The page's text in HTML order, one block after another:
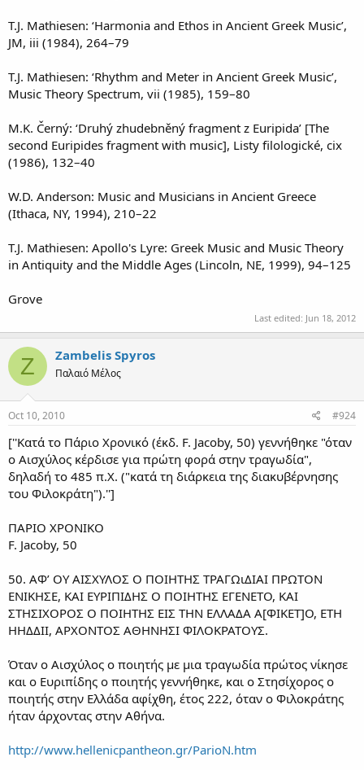
T.J. Mathiesen: ‘Harmonia and Ethos in Ancient Greek Music’,
JM, iii (1984), 264–79
T.J. Mathiesen: ‘Rhythm and Meter in Ancient Greek Music’,
Music Theory Spectrum, vii (1985), 159–80
M.K. Černý: ‘Druhý zhudebněný fragment z Euripida’ [The
second Euripides fragment with music], Listy filologické, cix
(1986), 132–40
W.D. Anderson: Music and Musicians in Ancient Greece
(Ithaca, NY, 1994), 210–22
T.J. Mathiesen: Apollo's Lyre: Greek Music and Music Theory
in Antiquity and the Middle Ages (Lincoln, NE, 1999), 94–125
Grove
Last edited: Jun 18, 2012
Z Zambelis Spyros
Παλαιό Μέλος
Oct 10, 2010 #924
[''Κατά το Πάριο Χρονικό (έκδ. F. Jacoby, 50) γεννήθηκε "όταν
ο Αισχύλος κέρδισε για πρώτη φορά στην τραγωδία",
δηλαδή το 485 π.Χ. ("κατά τη διάρκεια της διακυβέρνησης
του Φιλοκράτη").'']
ΠΑΡΙΟ ΧΡΟΝΙΚΟ
F. Jacoby, 50
50. ΑΦ’ ΟΥ ΑΙΣΧΥΛΟΣ Ο ΠΟΙΗΤΗΣ ΤΡΑΓΩιΔΙΑΙ ΠΡΩΤΟΝ
ΕΝΙΚΗΣΕ, ΚΑΙ ΕΥΡΙΠΙΔΗΣ Ο ΠΟΙΗΤΗΣ ΕΓΕΝΕΤΟ, ΚΑΙ
ΣΤΗΣΙΧΟΡΟΣ Ο ΠΟΙΗΤΗΣ ΕΙΣ ΤΗΝ ΕΛΛΑΔΑ Α[ΦΙΚΕΤ]Ο, ΕΤΗ
ΗΗΔΔΙΙ, ΑΡΧΟΝΤΟΣ ΑΘΗΝΗΣΙ ΦΙΛΟΚΡΑΤΟΥΣ.
Όταν ο Αισχύλος ο ποιητής με μια τραγωδία πρώτος νίκησε
και ο Ευριπίδης ο ποιητής γεννήθηκε, και ο Στησίχορος ο
ποιητής στην Ελλάδα αφίχθη, έτος 222, όταν ο Φιλοκράτης
ήταν άρχοντας στην Αθήνα.
http://www.hellenicpantheon.gr/ParioN.htm